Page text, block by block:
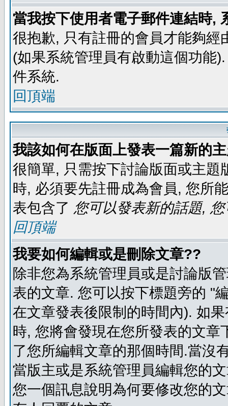
當我按下使用者電子郵件連結時,
很抱歉, 只有註冊的會員才能夠
(如果系統管理員有啟動這個功能
件系統.
回頂端
我該如何在版面上發表一篇新的
很簡單, 只需按下討論版面或主
時, 必須要先註冊成為會員, 您所
表包含了 您可以發表新的話題,
回頂端
我要如何編輯或是刪除文章??
除非您為系統管理員或是討論版
表的文章. 您可以按下標題旁的 "
在文章發表後限制的時間內). 如
時, 您將會發現在您所發表的文
了您所編輯文章的那個時間.當沒
當版主或是系統管理員編輯您的
您一個訊息說明為何要修改您的